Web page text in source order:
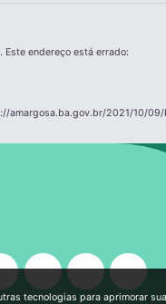
Este endereço está errado:
amargosa.ba.gov.br/2021/10/
tecnologias para aprimorar